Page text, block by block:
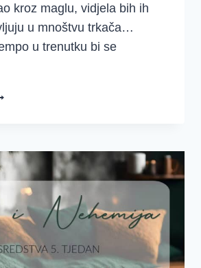
kroz maglu, vidjela bih ih
u mnoštvu trkača…
u trenutku bi se